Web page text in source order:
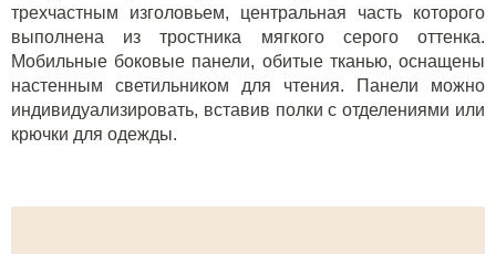
трехчастным изголовьем, центральная часть которого
выполнена из тростника мягкого серого оттенка.
Мобильные боковые панели, обитые тканью, оснащены
настенным светильником для чтения. Панели можно
индивидуализировать, вставив полки с отделениями или
крючки для одежды.